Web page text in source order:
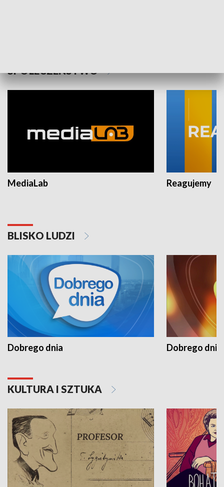
SPOŁECZEŃSTWO
MediaLab Reagujemy
BLISKO LUDZI
Dobrego dnia Dobrego dnia
KULTURA I SZTUKA